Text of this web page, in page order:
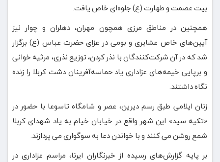
بیت عصمت و طهارت (ع) جلوه‌ای خاص یافت.
همچنین در مناطق مرزی همچون مهران، دهلران و چوار نیز
آیین‌های خاص عشایری و بومی در عزای حضرت عباس (ع) برگزار
شد که در آن شرکت‌کنندگان با نذر کردن، توزیع نذری، مرثیه خوانی
و برپایی خیمه‌های عزاداری یاد حماسه‌آفرینان دشت کربلا را زنده
نگاه داشتند.
زنان ایلامی طبق رسم دیرین، عصر و شامگاه تاسوعا با حضور در
«تکیه سید» این شهر واقع در خیابان خیام به یاد شهدای کربلا
شمع روشن می کنند و با خواندن دعا به سوگواری می پردازند.
بر پایه گزارش‌های رسیده از خبرنگاران ایرنا، مراسم عزاداری در